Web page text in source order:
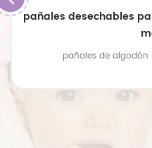
pañales de bebé
pañales de bebé